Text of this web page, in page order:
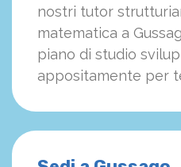
nostri tutor
matematica a
piano di studio
appositamente per